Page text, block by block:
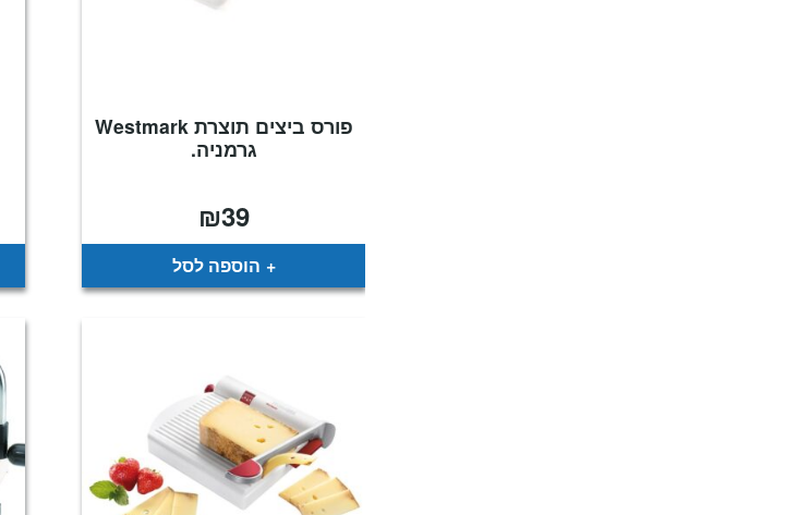
פורס ביצים תוצרת Westmark
גרמניה.
₪39
הוספה לסל